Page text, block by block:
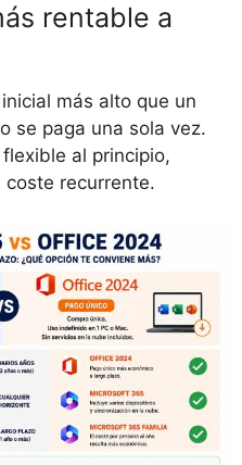
rentable a
más alto que un
se paga una sola vez.
al principio,
recurrente.